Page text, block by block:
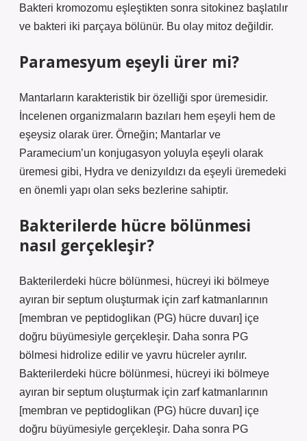
Bakteri kromozomu eşleştikten sonra sitokinez başlatılır
ve bakteri iki parçaya bölünür. Bu olay mitoz değildir.
Paramesyum eşeyli ürer mi?
Mantarların karakteristik bir özelliği spor üremesidir.
İncelenen organizmaların bazıları hem eşeyli hem de
eşeysiz olarak ürer. Örneğin; Mantarlar ve
Paramecium’un konjugasyon yoluyla eşeyli olarak
üremesi gibi, Hydra ve denizyıldızı da eşeyli üremedeki
en önemli yapı olan seks bezlerine sahiptir.
Bakterilerde hücre bölünmesi
nasıl gerçekleşir?
Bakterilerdeki hücre bölünmesi, hücreyi iki bölmeye
ayıran bir septum oluşturmak için zarf katmanlarının
[membran ve peptidoglikan (PG) hücre duvarı] içe
doğru büyümesiyle gerçekleşir. Daha sonra PG
bölmesi hidrolize edilir ve yavru hücreler ayrılır.
Bakterilerdeki hücre bölünmesi, hücreyi iki bölmeye
ayıran bir septum oluşturmak için zarf katmanlarının
[membran ve peptidoglikan (PG) hücre duvarı] içe
doğru büyümesiyle gerçekleşir. Daha sonra PG